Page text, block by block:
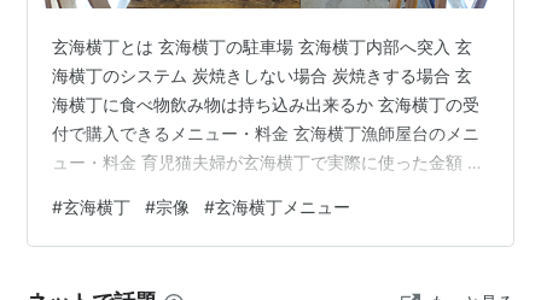
玄海横丁とは 玄海横丁の駐車場 玄海横丁内部へ突入 玄
海横丁のシステム 炭焼きしない場合 炭焼きする場合 玄
海横丁に食べ物飲み物は持ち込み出来るか 玄海横丁の受
付で購入できるメニュー・料金 玄海横丁漁師屋台のメニ
ュー・料金 育児猫夫婦が玄海横丁で実際に使った金額 玄
があるので予約がお勧めですよ 玄海横丁いかがでしたで
しょうか？ 玄海横丁とは 玄海横丁とは福岡県宗像市神湊
#玄海横丁 #宗像 #玄海横丁メニュー